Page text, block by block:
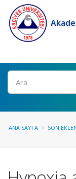
Ara
ANA SAYFA SON